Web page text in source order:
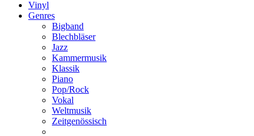
Vinyl
Genres
Bigband
Blechbläser
Jazz
Kammermusik
Klassik
Piano
Pop/Rock
Vokal
Weltmusik
Zeitgenössisch